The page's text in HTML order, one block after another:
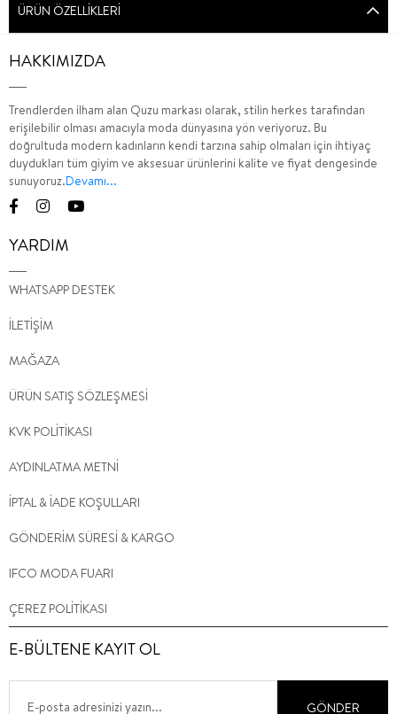
ÜRÜN ÖZELLIKLERI
HAKKIMIZDA
Trendlerden ilham alan Quzu markası olarak, stilin herkes tarafından
erişilebilir olması amacıyla moda dünyasına yön veriyoruz. Bu
doğrultuda modern kadınların kendi tarzına sahip olmaları için ihtiyaç
duydukları tüm giyim ve aksesuar ürünlerini kalite ve fiyat dengesinde
sunuyoruz.Devamı...
YARDIM
WHATSAPP DESTEK
İLETİŞİM
MAĞAZA
ÜRÜN SATIŞ SÖZLEŞMESİ
KVK POLİTİKASI
AYDINLATMA METNİ
İPTAL & İADE KOŞULLARI
GÖNDERİM SÜRESİ & KARGO
IFCO MODA FUARI
ÇEREZ POLİTİKASI
E-BÜLTENE KAYIT OL
GÖNDER